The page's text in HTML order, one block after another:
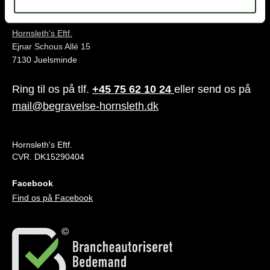
Hornsleth's Eftf.
Ejnar Schous Allé 15
7130 Juelsminde
Ring til os på tlf. +45 75 62 10 24 eller send os på
mail@begravelse-hornsleth.dk
Hornsleth's Eftf.
CVR. DK15290404
Facebook
Find os på Facebook